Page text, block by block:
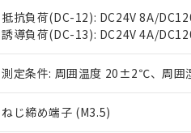
抵抗負荷(DC-12): DC24V 8A/
誘導負荷(DC-13): DC24V 4A/
測定条件: 周囲温度 20±2℃、周
ねじ締め端子 (M3.5)
マイパーツ機能（部品リ
ている必要があります。
お客様が当ウェブサイト
が、当社の製品・サービ
さい。
※当社の共同利用者とは、
いる法人を指します。
※3 非含有証明書ダウンロ
下記の非含有証明書をダウンロ
「ｅ」：有害物質（10物質）の
「10」：通常の使用状況下にお
味します。
機器販売店・当社販
白